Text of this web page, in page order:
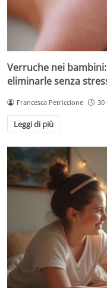
Verruche nei
eliminarle senza
Francesca Petriccione 30
Leggi di più